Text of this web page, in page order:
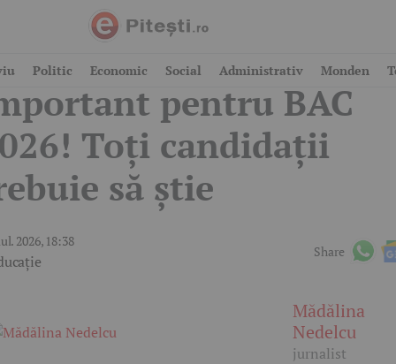
Politic Economic Social Administrativ Monden
deosebit de
pentru BAC
Toți candidații
să știe
2026, 18:38
Share
Mădălina
Nedelcu
jurnalist